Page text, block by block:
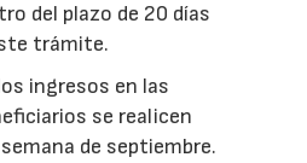
del plazo de 20 días
trámite.
ingresos en las
se realicen
de septiembre.